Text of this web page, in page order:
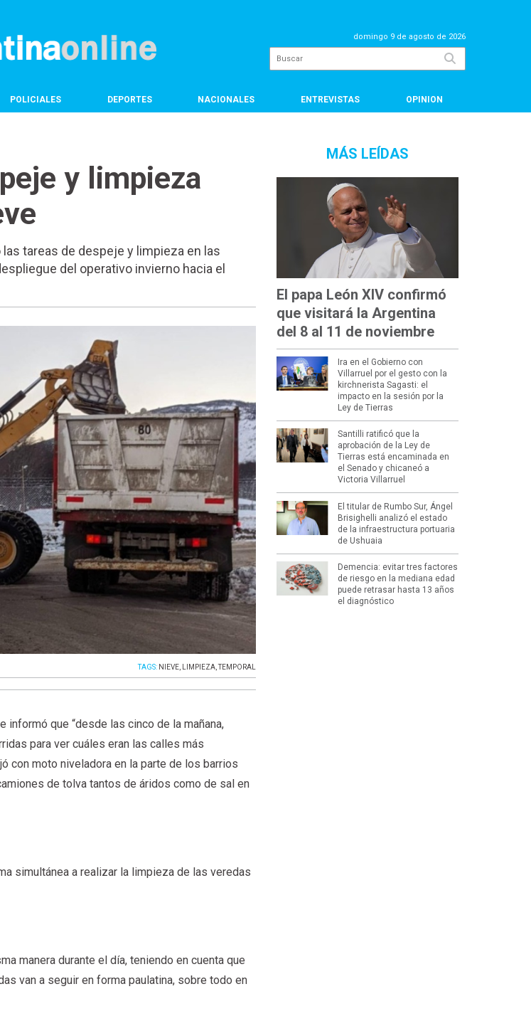
domingo 9 de agosto de 2026
POLICIALES DEPORTES NACIONALES ENTREVISTAS OPINION
y limpieza
tareas de despeje y limpieza en las
del operativo invierno hacia el
TAGS: NIEVE LIMPIEZA ,TEMPORAL
que “desde las cinco de la mañana,
para ver cuáles eran las calles más
con moto niveladora en la parte de los barrios
de tolva tantos de áridos como de sal en
simultánea a realizar la limpieza de las veredas
manera durante el día, teniendo en cuenta que
van a seguir en forma paulatina, sobre todo en
MÁS LEÍDAS
El papa León XIV confirmó
que visitará la Argentina
del 8 al 11 de noviembre
Ira en el Gobierno con
Villarruel por el gesto con la
kirchnerista Sagasti: el
impacto en la sesión por la
Ley de Tierras
Santilli ratificó que la
aprobación de la Ley de
Tierras está encaminada en
el Senado y chicaneó a
Victoria Villarruel
El titular de Rumbo Sur, Ángel
Brisighelli analizó el estado
de la infraestructura portuaria
de Ushuaia
Demencia: evitar tres factores
de riesgo en la mediana edad
puede retrasar hasta 13 años
el diagnóstico